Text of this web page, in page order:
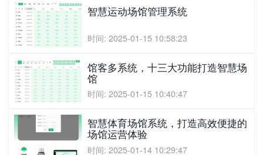
智慧运动场馆管理系统
时间: 2025-01-15 10:58:23
馆客多系统，十三大功能打造智慧场
馆
时间: 2025-01-15 10:40:47
智慧体育场馆系统，打造高效便捷的
场馆运营体验
时间: 2025-01-14 10:29:47